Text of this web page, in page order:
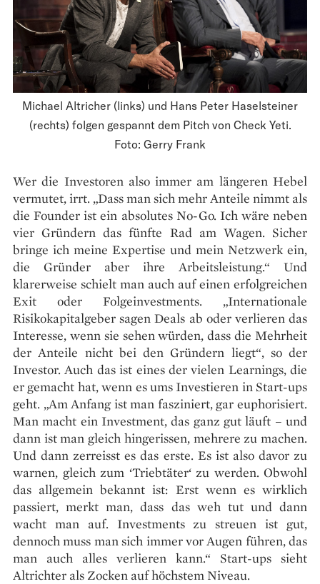
Michael Altricher (links) und Hans Peter Haselsteiner
(rechts) folgen gespannt dem Pitch von Check Yeti.
Foto: Gerry Frank
Wer die Investoren also immer am längeren Hebel
vermutet, irrt. „Dass man sich mehr Anteile nimmt als
die Founder ist ein absolutes No-Go. Ich wäre neben
vier Gründern das fünfte Rad am Wagen. Sicher
bringe ich meine Expertise und mein Netzwerk ein,
die Gründer aber ihre Arbeitsleistung.“ Und
klarerweise schielt man auch auf einen erfolgreichen
Exit oder Folgeinvestments. „Internationale
Risikokapitalgeber sagen Deals ab oder verlieren das
Interesse, wenn sie sehen würden, dass die Mehrheit
der Anteile nicht bei den Gründern liegt“, so der
Investor. Auch das ist eines der vielen Learnings, die
er gemacht hat, wenn es ums Investieren in Start-ups
geht. „Am Anfang ist man fasziniert, gar euphorisiert.
Man macht ein Investment, das ganz gut läuft – und
dann ist man gleich hingerissen, mehrere zu machen.
Und dann zerreisst es das erste. Es ist also davor zu
warnen, gleich zum ‘Triebtäter‘ zu werden. Obwohl
das allgemein bekannt ist: Erst wenn es wirklich
passiert, merkt man, dass das weh tut und dann
wacht man auf. Investments zu streuen ist gut,
dennoch muss man sich immer vor Augen führen, das
man auch alles verlieren kann.“ Start-ups sieht
Altrichter als Zocken auf höchstem Niveau.